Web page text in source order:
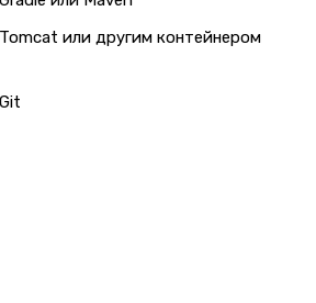
или другим контейнером